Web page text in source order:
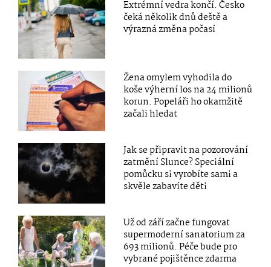
Extrémní vedra končí. Česko
čeká několik dnů deště a
výrazná změna počasí
Žena omylem vyhodila do
koše výherní los na 24 milionů
korun. Popeláři ho okamžitě
začali hledat
Jak se připravit na pozorování
zatmění Slunce? Speciální
pomůcku si vyrobíte sami a
skvěle zabavíte děti
Už od září začne fungovat
supermoderní sanatorium za
693 milionů. Péče bude pro
vybrané pojištěnce zdarma